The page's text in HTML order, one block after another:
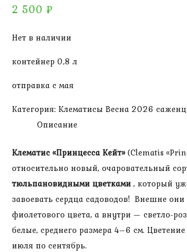
2 500 ₽
Нет в наличии
контейнер 0,8 л
отправка с мая
Категория: Клематисы Весна 2026
Описание
Клематис «Принцесса Кейт»(Clematis
относительно новый, очаровательный
тюльпановидными цветками , который
завоевать сердца садоводов! Внешне они
фиолетового цвета, а внутри — светло-
белые, среднего размера 4–6 см.
июля по сентябрь.